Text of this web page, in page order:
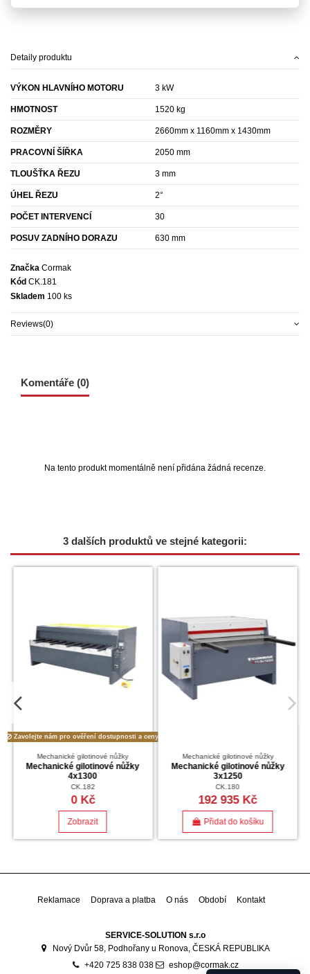
Detaily produktu
VÝKON HLAVNÍHO MOTORU 3 kW
HMOTNOST 1520 kg
ROZMĚRY 2660mm x 1160mm x 1430mm
PRACOVNÍ ŠÍŘKA 2050 mm
TLOUŠŤKA ŘEZU 3 mm
ÚHEL ŘEZU 2°
POČET INTERVENCÍ 30
POSUV ZADNÍHO DORAZU 630 mm
Značka Cormak
Kód CK.181
Skladem 100 ks
Reviews(0)
Komentáře (0)
Na tento produkt momentálně není přidána žádná recenze.
3 dalších produktů ve stejné kategorii:
Zavolejte nám pro ověření dostupnosti a ceny.
Mechanické gilotinové nůžky
Mechanické gilotinové nůžky
4x1300
CK.182
0 Kč
Zobrazit
Mechanické gilotinové nůžky
Mechanické gilotinové nůžky
3x1250
CK.180
192 935 Kč
Přidat do košíku
Reklamace Doprava a platba O nás Období Kontakt
SERVICE-SOLUTION s.r.o
Nový Dvůr 58, Podhořany u Ronova, ČESKÁ REPUBLIKA
+420 725 838 038
eshop@cormak.cz